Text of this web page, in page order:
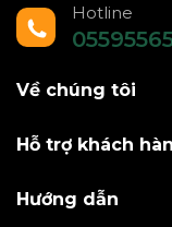
Hotline
Về chúng tôi
Hỗ trợ khách
Hướng dẫn